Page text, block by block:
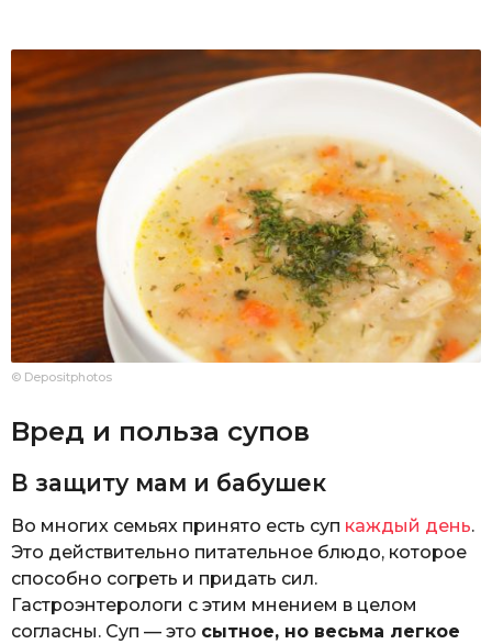
© Depositphotos
Вред и польза супов
В защиту мам и бабушек
Во многих семьях принято есть суп каждый день.
Это действительно питательное блюдо, которое
способно согреть и придать сил.
Гастроэнтерологи с этим мнением в целом
согласны. Суп — это сытное, но весьма легкое